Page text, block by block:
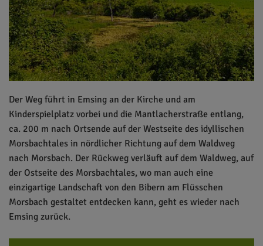
Der Weg führt in Emsing an der Kirche und am
Kinderspielplatz vorbei und die Mantlacherstraße entlang,
ca. 200 m nach Ortsende auf der Westseite des idyllischen
Morsbachtales in nördlicher Richtung auf dem Waldweg
nach Morsbach. Der Rückweg verläuft auf dem Waldweg, auf
der Ostseite des Morsbachtales, wo man auch eine
einzigartige Landschaft von den Bibern am Flüsschen
Morsbach gestaltet entdecken kann, geht es wieder nach
Emsing zurück.